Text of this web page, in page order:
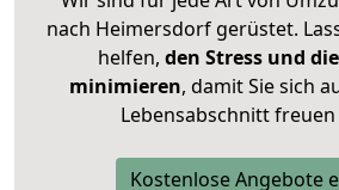
nach Heimersdorf gerüstet.
helfen, den Stress und
minimieren, damit Sie sich
Lebensabschnitt
Kostenlose Angebote